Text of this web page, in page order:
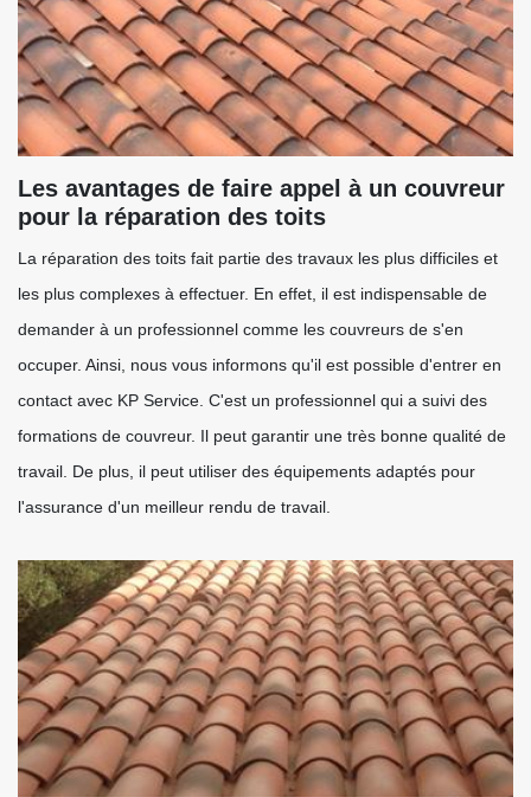
Les avantages de faire appel à un couvreur
pour la réparation des toits
La réparation des toits fait partie des travaux les plus difficiles et
les plus complexes à effectuer. En effet, il est indispensable de
demander à un professionnel comme les couvreurs de s'en
occuper. Ainsi, nous vous informons qu'il est possible d'entrer en
contact avec KP Service. C'est un professionnel qui a suivi des
formations de couvreur. Il peut garantir une très bonne qualité de
travail. De plus, il peut utiliser des équipements adaptés pour
l'assurance d'un meilleur rendu de travail.